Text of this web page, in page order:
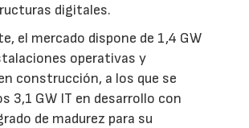
digitales.
el mercado dispone de 1,4 GW
operativas y
construcción, a los que se
3,1 GW IT en desarrollo con
de madurez para su